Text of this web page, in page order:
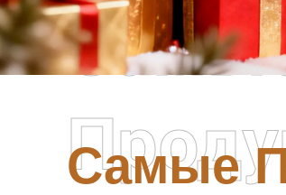
Самые